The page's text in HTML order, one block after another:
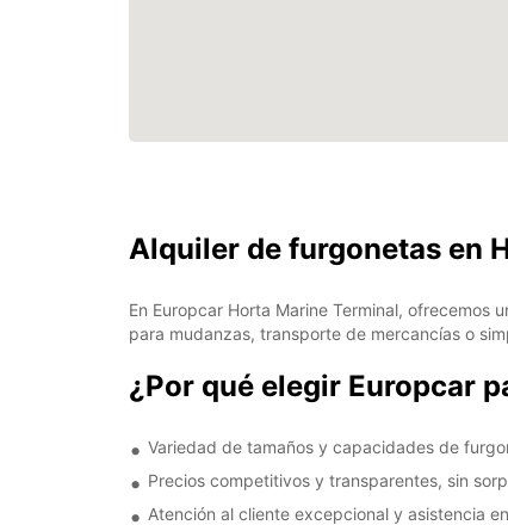
Alquiler de furgonetas en
En Europcar Horta Marine Terminal,
para mudanzas, transporte de mercancías o
¿Por qué elegir Europcar
Variedad de tamaños y capacidades de
Precios competitivos y transparentes, sin
Atención al cliente excepcional y asistencia